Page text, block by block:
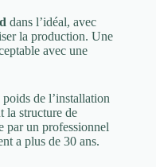
dans l’idéal, avec
la production. Une
avec une
de l’installation
la structure de
par un professionnel
a plus de 30 ans.